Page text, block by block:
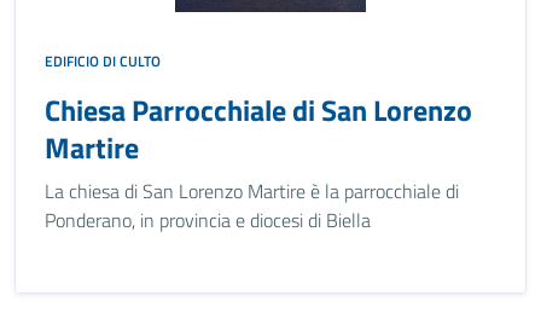
EDIFICIO DI CULTO
Chiesa Parrocchiale di San Lorenzo
Martire
La chiesa di San Lorenzo Martire è la parrocchiale di
Ponderano, in provincia e diocesi di Biella